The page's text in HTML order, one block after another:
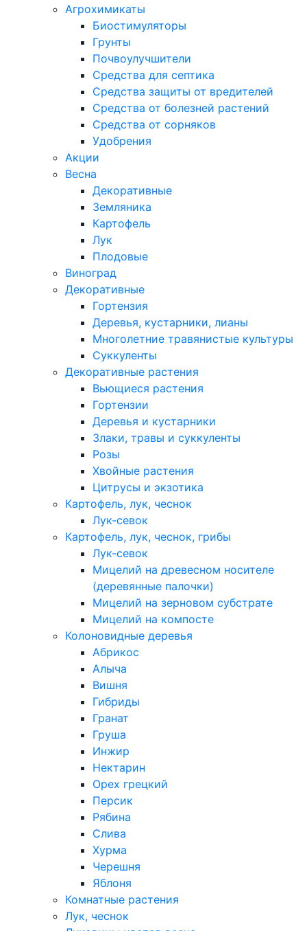
Агрохимикаты
Биостимуляторы
Грунты
Почвоулучшители
Средства для септика
Средства защиты от вредителей
Средства от болезней растений
Средства от сорняков
Удобрения
Акции
Весна
Декоративные
Земляника
Картофель
Лук
Плодовые
Виноград
Декоративные
Гортензия
Деревья, кустарники, лианы
Многолетние травянистые культуры
Суккуленты
Декоративные растения
Вьющиеся растения
Гортензии
Деревья и кустарники
Злаки, травы и суккуленты
Розы
Хвойные растения
Цитрусы и экзотика
Картофель, лук, чеснок
Лук-севок
Картофель, лук, чеснок, грибы
Лук-севок
Мицелий на древесном носителе
(деревянные палочки)
Мицелий на зерновом субстрате
Мицелий на компосте
Колоновидные деревья
Абрикос
Алыча
Вишня
Гибриды
Гранат
Груша
Инжир
Нектарин
Орех грецкий
Персик
Рябина
Слива
Хурма
Черешня
Яблоня
Комнатные растения
Лук, чеснок